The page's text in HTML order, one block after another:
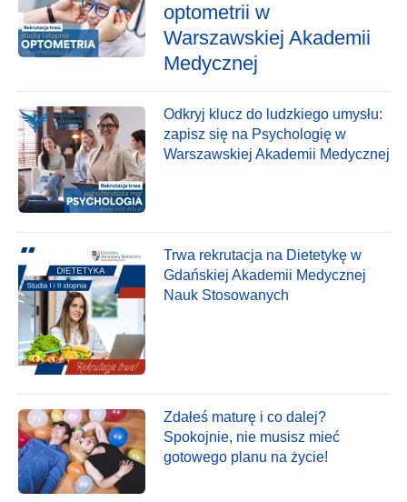
optometrii w
Warszawskiej Akademii
Medycznej
Odkryj klucz do ludzkiego umysłu:
zapisz się na Psychologię w
Warszawskiej Akademii Medycznej
Trwa rekrutacja na Dietetykę w
Gdańskiej Akademii Medycznej
Nauk Stosowanych
Zdałeś maturę i co dalej?
Spokojnie, nie musisz mieć
gotowego planu na życie!